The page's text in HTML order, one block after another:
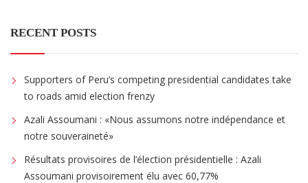
RECENT POSTS
Supporters of Peru’s competing presidential candidates take
to roads amid election frenzy
Azali Assoumani : «Nous assumons notre indépendance et
notre souveraineté»
Résultats provisoires de l’élection présidentielle : Azali
Assoumani provisoirement élu avec 60,77%